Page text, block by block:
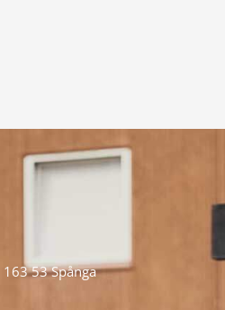
163 53 Spånga